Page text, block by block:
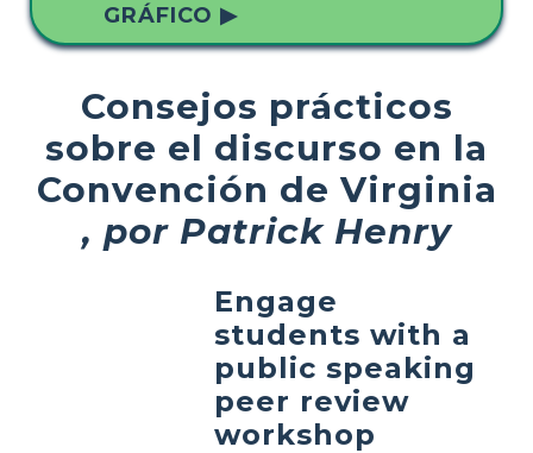
GRÁFICO ▶
Consejos prácticos
sobre el discurso en la
Convención de Virginia
, por Patrick Henry
Engage
students with a
public speaking
peer review
workshop